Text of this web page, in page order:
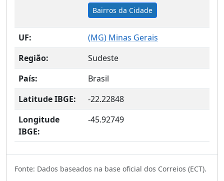
Bairros da Cidade
UF: (MG) Minas Gerais
Região:
Sudeste
País:
Brasil
Latitude IBGE:
-22.22848
Longitude
IBGE:
-45.92749
Fonte: Dados baseados na base oficial dos Correios (ECT).